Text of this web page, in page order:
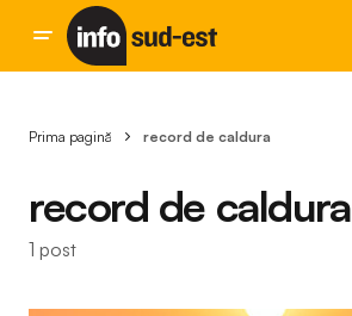
Prima pagină record de caldura
record de caldura
1 post